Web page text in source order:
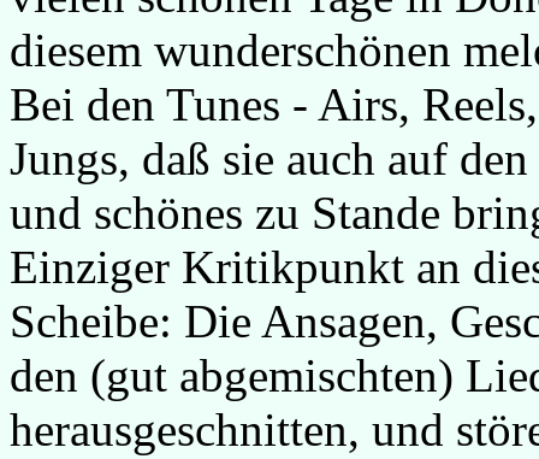
diesem wunderschönen
Bei den Tunes - Airs,
Jungs, daß sie auch auf
und schönes zu Stande
Einziger Kritikpunkt an
Scheibe: Die Ansagen,
den (gut abgemischten)
herausgeschnitten, und